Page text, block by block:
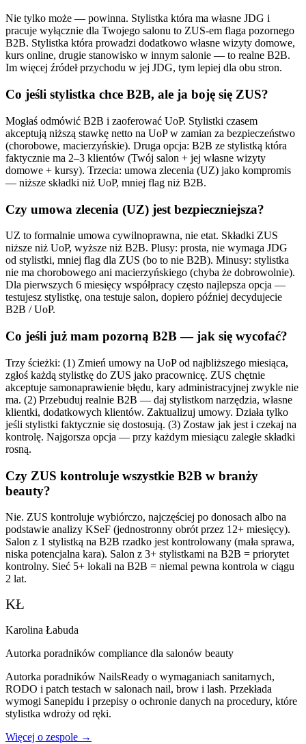
Nie tylko może — powinna. Stylistka która ma własne JDG i
pracuje wyłącznie dla Twojego salonu to ZUS-em flaga pozornego
B2B. Stylistka która prowadzi dodatkowo własne wizyty domowe,
kurs online, drugie stanowisko w innym salonie — to realne B2B.
Im więcej źródeł przychodu w jej JDG, tym lepiej dla obu stron.
Co jeśli stylistka chce B2B, ale ja boję się ZUS?
Mogłaś odmówić B2B i zaoferować UoP. Stylistki czasem
akceptują niższą stawkę netto na UoP w zamian za bezpieczeństwo
(chorobowe, macierzyńskie). Druga opcja: B2B ze stylistką która
faktycznie ma 2–3 klientów (Twój salon + jej własne wizyty
domowe + kursy). Trzecia: umowa zlecenia (UZ) jako kompromis
— niższe składki niż UoP, mniej flag niż B2B.
Czy umowa zlecenia (UZ) jest bezpieczniejsza?
UZ to formalnie umowa cywilnoprawna, nie etat. Składki ZUS
niższe niż UoP, wyższe niż B2B. Plusy: prosta, nie wymaga JDG
od stylistki, mniej flag dla ZUS (bo to nie B2B). Minusy: stylistka
nie ma chorobowego ani macierzyńskiego (chyba że dobrowolnie).
Dla pierwszych 6 miesięcy współpracy często najlepsza opcja —
testujesz stylistkę, ona testuje salon, dopiero później decydujecie
B2B / UoP.
Co jeśli już mam pozorną B2B — jak się wycofać?
Trzy ścieżki: (1) Zmień umowy na UoP od najbliższego miesiąca,
zgłoś każdą stylistkę do ZUS jako pracownicę. ZUS chętnie
akceptuje samonaprawienie błędu, kary administracyjnej zwykle nie
ma. (2) Przebuduj realnie B2B — daj stylistkom narzędzia, własne
klientki, dodatkowych klientów. Zaktualizuj umowy. Działa tylko
jeśli stylistki faktycznie się dostosują. (3) Zostaw jak jest i czekaj na
kontrolę. Najgorsza opcja — przy każdym miesiącu zaległe składki
rosną.
Czy ZUS kontroluje wszystkie B2B w branży
beauty?
Nie. ZUS kontroluje wybiórczo, najczęściej po donosach albo na
podstawie analizy KSeF (jednostronny obrót przez 12+ miesięcy).
Salon z 1 stylistką na B2B rzadko jest kontrolowany (mała sprawa,
niska potencjalna kara). Salon z 3+ stylistkami na B2B = priorytet
kontrolny. Sieć 5+ lokali na B2B = niemal pewna kontrola w ciągu
2 lat.
KŁ
Karolina Łabuda
Autorka poradników compliance dla salonów beauty
Autorka poradników NailsReady o wymaganiach sanitarnych,
RODO i patch testach w salonach nail, brow i lash. Przekłada
wymogi Sanepidu i przepisy o ochronie danych na procedury, które
stylistka wdroży od ręki.
Więcej o zespole →